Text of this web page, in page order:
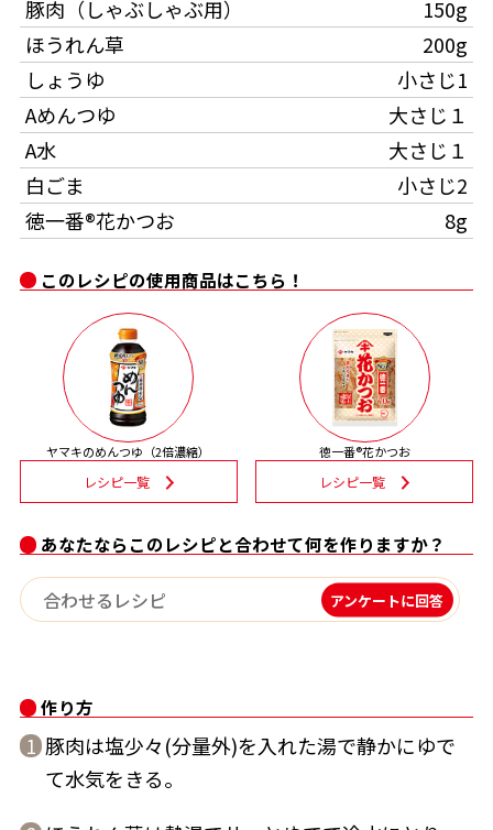
サッと鍋® 楽チン鍋®
楽チン屋® ストレートつゆ
新鮮一番 『氷熟®』
おいしいレシピを商品から探す
かつお節レシピ
めんつゆレシピ
割烹白だしレシピ
レシピ特設サイト
割烹白だしレシピ特集
だし巻き卵特集
かつお節・だしを楽しむ
だしコミュ
- ジョブリターン制
このレシピの使用商品はこちら！
ヤマキのめんつゆ（2倍濃縮）
レシピ一覧
徳一番®花かつお
レシピ一覧
あなたならこのレシピと合わせて何を作りますか？
アンケートに回答
作り方
1 豚肉は塩少々(分量外)を入れた湯で静かにゆで
て水気をきる。
豚肉（しゃぶしゃぶ用）
150g
ほうれん草
200g
しょうゆ
小さじ1
Aめんつゆ
大さじ１
A水
大さじ１
白ごま
小さじ2
徳一番®花かつお
8g